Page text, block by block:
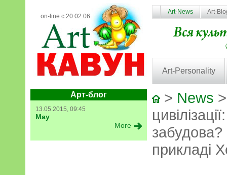
on-line с 20.02.06
Art-News Art-
Art-Personality
Арт-блог
13.05.2015, 09:45
May
More
> News
прикладі